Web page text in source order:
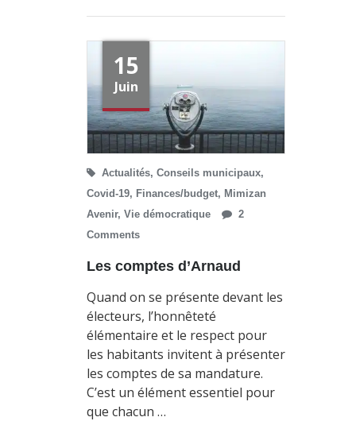
15
Juin
Actualités, Conseils municipaux,
Covid-19, Finances/budget, Mimizan
Avenir, Vie démocratique
2
Comments
Les comptes d’Arnaud
Quand on se présente devant les
électeurs, l’honnêteté
élémentaire et le respect pour
les habitants invitent à présenter
les comptes de sa mandature.
C’est un élément essentiel pour
que chacun …